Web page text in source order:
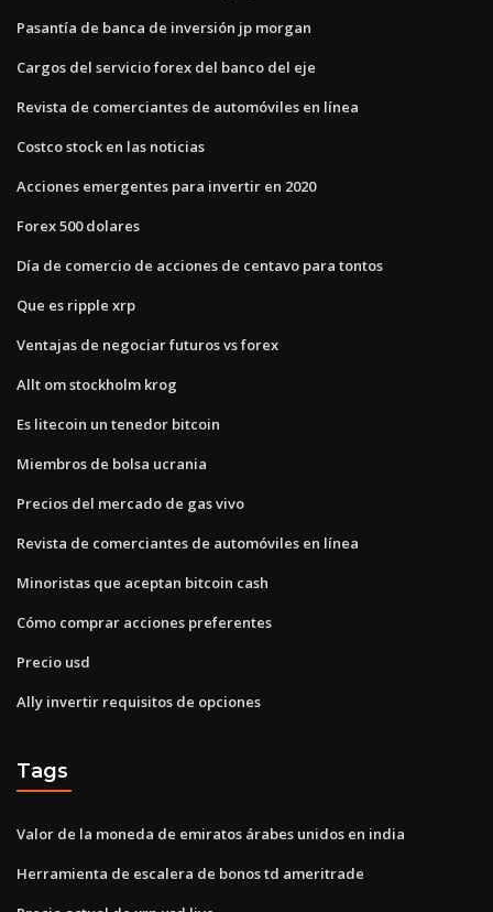
Pasantía de banca de inversión jp morgan
Cargos del servicio forex del banco del eje
Revista de comerciantes de automóviles en línea
Costco stock en las noticias
Acciones emergentes para invertir en 2020
Forex 500 dolares
Día de comercio de acciones de centavo para tontos
Que es ripple xrp
Ventajas de negociar futuros vs forex
Allt om stockholm krog
Es litecoin un tenedor bitcoin
Miembros de bolsa ucrania
Precios del mercado de gas vivo
Revista de comerciantes de automóviles en línea
Minoristas que aceptan bitcoin cash
Cómo comprar acciones preferentes
Precio usd
Ally invertir requisitos de opciones
Tags
Valor de la moneda de emiratos árabes unidos en india
Herramienta de escalera de bonos td ameritrade